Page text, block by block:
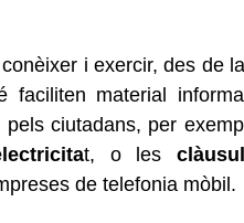
i exercir, des de
faciliten material
ciutadans, per
t, o les
de telefonia mòbil.